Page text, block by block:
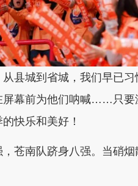
从县城到省城，我们早已
屏幕前为他们呐喊……只要
的快乐和美好 ！
苍南队跻身八强。 当硝烟